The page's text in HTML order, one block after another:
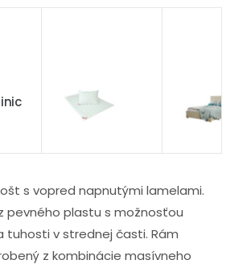
Allergena Argentina
s vopred napnutými lamelami.
pevného plastu s možnosťou
tuhosti v strednej časti. Rám
z kombinácie masívneho